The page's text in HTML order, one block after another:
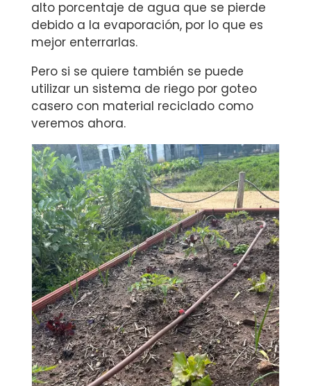
alto porcentaje de agua que se pierde
debido a la evaporación, por lo que es
mejor enterrarlas.
Pero si se quiere también se puede
utilizar un sistema de riego por goteo
casero con material reciclado como
veremos ahora.